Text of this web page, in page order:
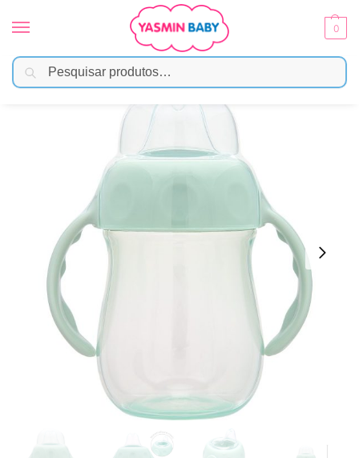
0
Início Alimentação / Copos e Garrafas